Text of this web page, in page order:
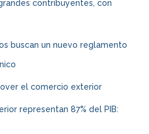
contribuyentes, con
buscan un nuevo reglamento
el comercio exterior
representan 87% del PIB: